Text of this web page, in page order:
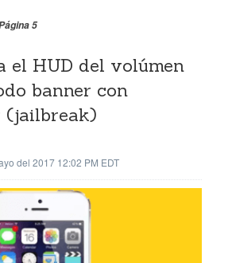
5
el HUD del volúmen
banner con
(jailbreak)
del 2017 12:02 PM EDT